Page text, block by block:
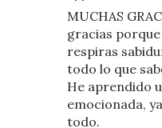
MUCHAS
gracias
respiras
todo lo que
He aprendido
emocionada,
todo.